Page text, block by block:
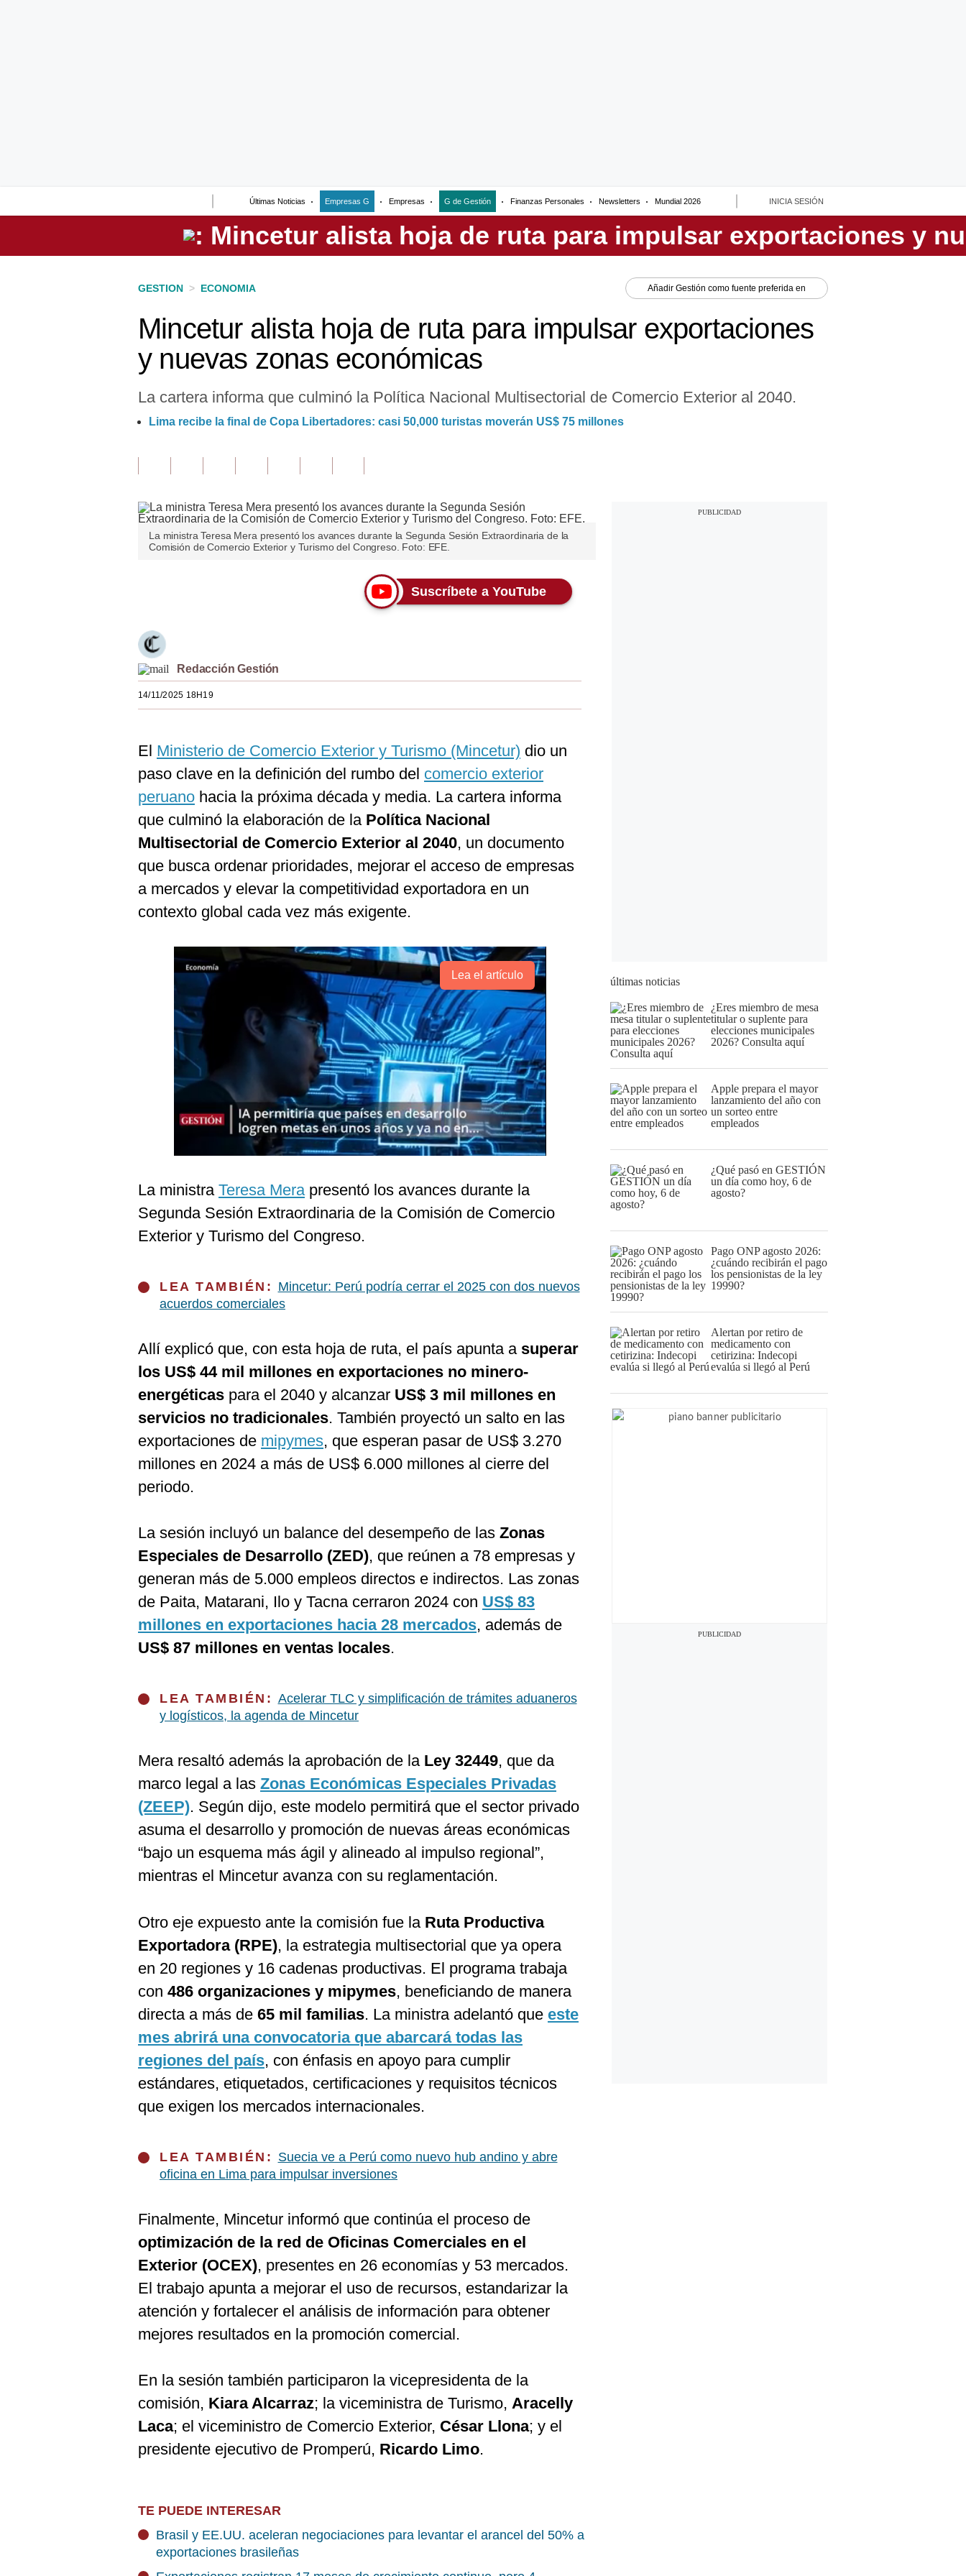
Últimas Noticias Empresas G Empresas G de Gestión Finanzas Personales Newsletters Mundial 2026 INICIA SESIÓN
Perú
GESTION > ECONOMIA Añadir Gestión como fuente preferida en
Mincetur alista hoja de ruta para impulsar exportaciones
y nuevas zonas económicas
La cartera informa que culminó la Política Nacional Multisectorial de Comercio Exterior al 2040.
Lima recibe la final de Copa Libertadores: casi 50,000 turistas moverán US$ 75 millones
La ministra Teresa Mera presentó los avances durante la Segunda Sesión Extraordinaria de la
Comisión de Comercio Exterior y Turismo del Congreso. Foto: EFE.
Suscríbete a YouTube
Redacción Gestión
14/11/2025 18H19
El Ministerio de Comercio Exterior y Turismo (Mincetur) dio un
paso clave en la definición del rumbo del comercio exterior
peruano hacia la próxima década y media. La cartera informa
que culminó la elaboración de la Política Nacional
Multisectorial de Comercio Exterior al 2040, un documento
que busca ordenar prioridades, mejorar el acceso de empresas
a mercados y elevar la competitividad exportadora en un
contexto global cada vez más exigente.
Lea el artículo
La ministra Teresa Merapresentó los avances durante la
Segunda Sesión Extraordinaria de la Comisión de Comercio
Exterior y Turismo del Congreso.
LEA TAMBIÉN: Mincetur: Perú podría cerrar el 2025 con dos nuevos
acuerdos comerciales
Allí explicó que, con esta hoja de ruta, el país apunta a superar
los US$ 44 mil millones en exportaciones no minero-
energéticas para el 2040 y alcanzar US$ 3 mil millones en
servicios no tradicionales. También proyectó un salto en las
exportaciones de mipymes, que esperan pasar de US$ 3.270
millones en 2024 a más de US$ 6.000 millones al cierre del
periodo.
La sesión incluyó un balance del desempeño de las Zonas
Especiales de Desarrollo (ZED), que reúnen a 78 empresas y
generan más de 5.000 empleos directos e indirectos. Las zonas
de Paita, Matarani, Ilo y Tacna cerraron 2024 con US$ 83
millones en exportaciones hacia 28 mercados, además de
US$ 87 millones en ventas locales.
LEA TAMBIÉN: Acelerar TLC y simplificación de trámites aduaneros
y logísticos, la agenda de Mincetur
Mera resaltó además la aprobación de la Ley 32449, que da
marco legal a las Zonas Económicas Especiales Privadas
(ZEEP). Según dijo, este modelo permitirá que el sector privado
asuma el desarrollo y promoción de nuevas áreas económicas
“bajo un esquema más ágil y alineado al impulso regional”,
mientras el Mincetur avanza con su reglamentación.
Otro eje expuesto ante la comisión fue la Ruta Productiva
Exportadora (RPE), la estrategia multisectorial que ya opera
en 20 regiones y 16 cadenas productivas. El programa trabaja
con 486 organizaciones y mipymes, beneficiando de manera
directa a más de 65 mil familias. La ministra adelantó que este
mes abrirá una convocatoria que abarcará todas las
regiones del país, con énfasis en apoyo para cumplir
estándares, etiquetados, certificaciones y requisitos técnicos
que exigen los mercados internacionales.
LEA TAMBIÉN: Suecia ve a Perú como nuevo hub andino y abre
oficina en Lima para impulsar inversiones
Finalmente, Mincetur informó que continúa el proceso de
optimización de la red de Oficinas Comerciales en el
Exterior (OCEX), presentes en 26 economías y 53 mercados.
El trabajo apunta a mejorar el uso de recursos, estandarizar la
atención y fortalecer el análisis de información para obtener
mejores resultados en la promoción comercial.
En la sesión también participaron la vicepresidenta de la
comisión, Kiara Alcarraz; la viceministra de Turismo, Aracelly
Laca; el viceministro de Comercio Exterior, César Llona; y el
presidente ejecutivo de Promperú, Ricardo Limo.
TE PUEDE INTERESAR
Brasil y EE.UU. aceleran negociaciones para levantar el arancel del 50% a
exportaciones brasileñas
últimas noticias
¿Eres miembro de mesa
titular o suplente para
elecciones municipales
2026? Consulta aquí
Apple prepara el mayor
lanzamiento del año con
un sorteo entre
empleados
¿Qué pasó en GESTIÓN
un día como hoy, 6 de
agosto?
Pago ONP agosto 2026:
¿cuándo recibirán el pago
los pensionistas de la ley
19990?
Alertan por retiro de
medicamento con
cetirizina: Indecopi
evalúa si llegó al Perú